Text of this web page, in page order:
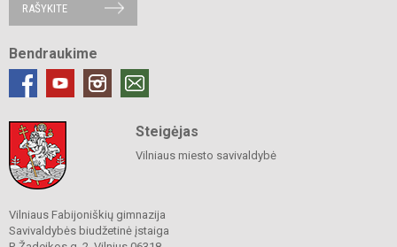
RAŠYKITE
Bendraukime
Steigėjas
Vilniaus miesto savivaldybė
Vilniaus Fabijoniškių gimnazija
Savivaldybės biudžetinė įstaiga